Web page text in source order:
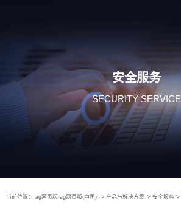
安全服务
SECURITY SERVICE
当前位置： ag网页版-ag网页版(中国), > 产品与解决方案 > 安全服务 >